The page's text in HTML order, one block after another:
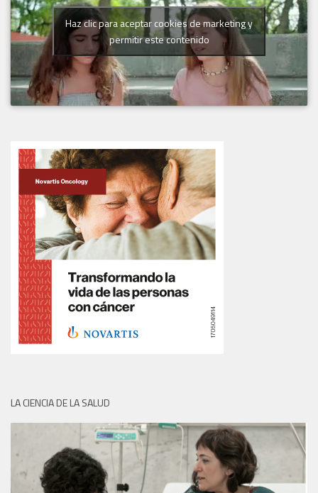
Haz clic para aceptar cookies de marketing y
permitir este contenido
LA CIENCIA DE LA SALUD